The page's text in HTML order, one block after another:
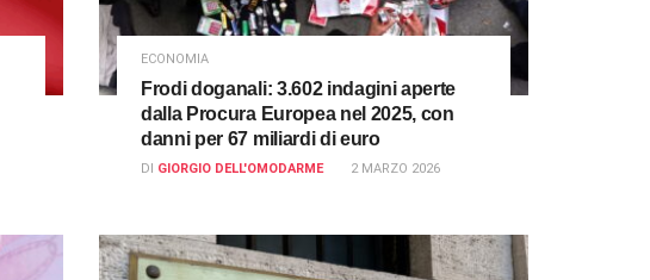
ECONOMIA
Frodi doganali: 3.602 indagini aperte
dalla Procura Europea nel 2025, con
danni per 67 miliardi di euro
DI GIORGIO DELL'OMODARME 2 MARZO 2026